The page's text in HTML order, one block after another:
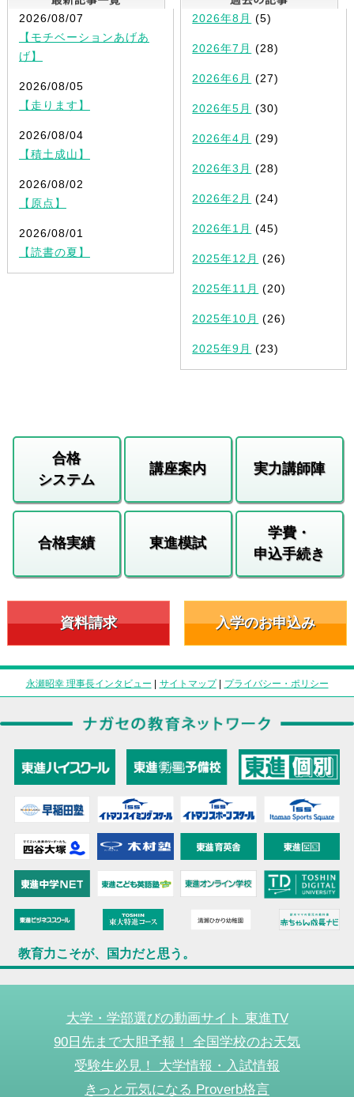
2026/08/07
【モチベーションあげあ
げ】
2026/08/05
【走ります】
2026/08/04
【積土成山】
2026/08/02
【原点】
2026/08/01
【読書の夏】
2026年8月 (5)
2026年7月 (28)
2026年6月 (27)
2026年5月 (30)
2026年4月 (29)
2026年3月 (28)
2026年2月 (24)
2026年1月 (45)
2025年12月 (26)
2025年11月 (20)
2025年10月 (26)
2025年9月 (23)
合格
システム
講座案内 実力講師陣
合格実績 東進模試
学費・
申込手続き
資料請求 入学のお申込み
永瀬昭幸 理事長インタビュー | サイトマップ| プライバシー・ポリシー
教育力こそが、国力だと思う。
大学・学部選びの動画サイト 東進TV
90日先まで大胆予報！ 全国学校のお天気
受験生必見！ 大学情報・入試情報
きっと元気になる Proverb格言